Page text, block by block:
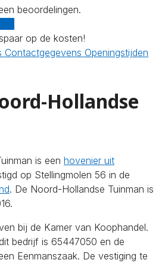
beoordelingen.
op de kosten!
Contactgegevens Openingstijden
Hollandse
is een hovenier uit
op Stellingmolen 56 in de
. De Noord-Hollandse Tuinman is
bij de Kamer van Koophandel.
bedrijf is 65447050 en de
Eenmanszaak. De vestiging te